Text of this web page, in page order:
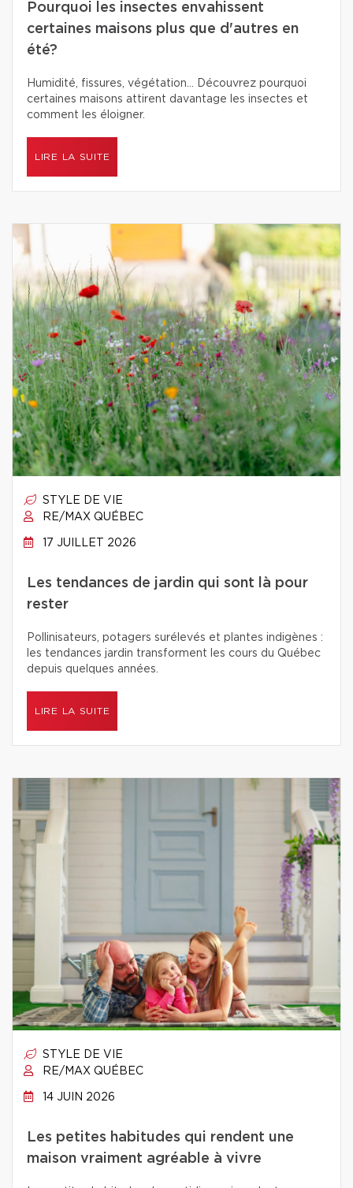
Pourquoi les insectes envahissent
certaines maisons plus que d'autres en
été?
Humidité, fissures, végétation… Découvrez pourquoi
certaines maisons attirent davantage les insectes et
comment les éloigner.
LIRE LA SUITE
STYLE DE VIE
RE/MAX QUÉBEC
17 JUILLET 2026
Les tendances de jardin qui sont là pour
rester
Pollinisateurs, potagers surélevés et plantes indigènes :
les tendances jardin transforment les cours du Québec
depuis quelques années.
LIRE LA SUITE
STYLE DE VIE
RE/MAX QUÉBEC
14 JUIN 2026
Les petites habitudes qui rendent une
maison vraiment agréable à vivre